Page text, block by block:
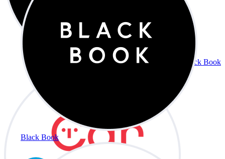
Black Book
Black Book